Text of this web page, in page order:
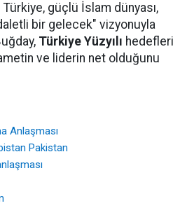
Türkiye, güçlü İslam dünyası,
bir gelecek" vizyonuyla
Türkiye Yüzyılı hedefleri
ve liderin net olduğunu
Anlaşması
Pakistan